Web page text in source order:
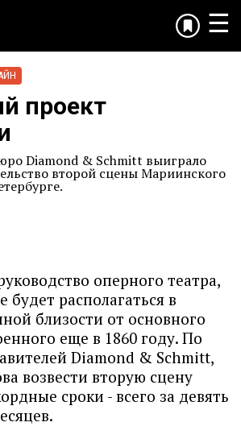
☰
проект
Diamond & Schmitt выиграло
второй сцены Мариинского
оперного театра,
будет располагаться в
близости от основного
еще в 1860 году. По
Diamond & Schmitt,
возвести вторую сцену
сроки - всего за девять